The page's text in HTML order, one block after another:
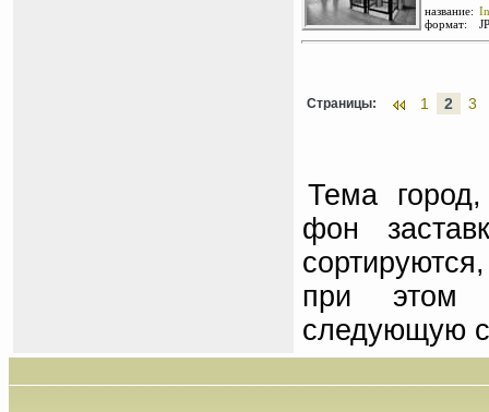
название:
формат:
Страницы: 1 2 3
Тема
фон
при этом
следующую